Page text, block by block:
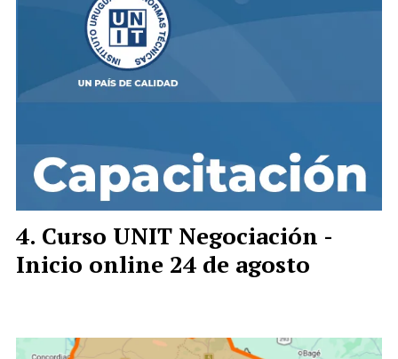
Curso UNIT Negociación -
Inicio online 24 de agosto